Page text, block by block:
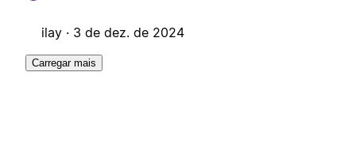
ilay · 3 de dez. de 2024
Carregar mais